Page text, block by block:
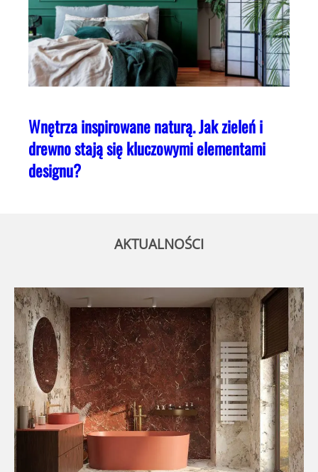
Wnętrza inspirowane naturą. Jak zieleń i
drewno stają się kluczowymi elementami
designu?
AKTUALNOŚCI